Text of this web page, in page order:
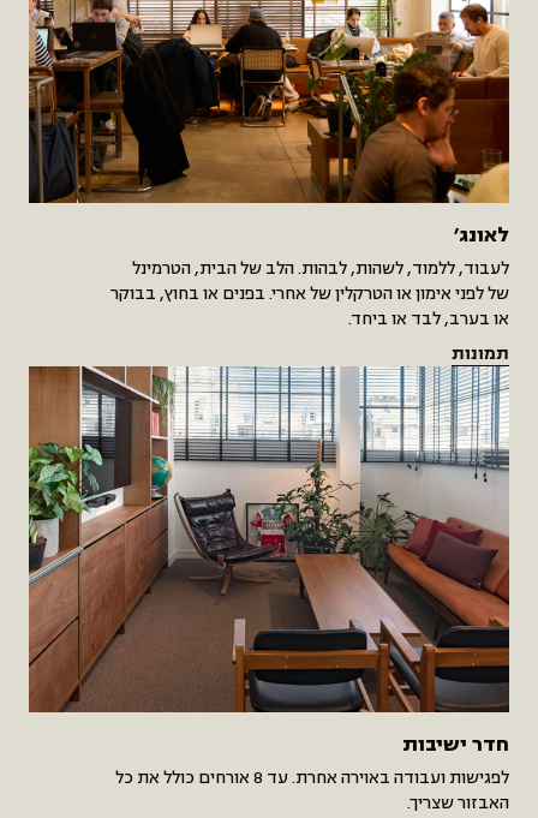
לאונג׳
לעבוד, ללמוד, לשהות, לבהות. הלב של הבית, הטרמינל
של לפני אימון או הטרקלין של אחרי. בפנים או בחוץ, בבוקר
או בערב, לבד או ביחד.
תמונות
חדר ישיבות
לפגישות ועבודה באוירה אחרת. עד 8 אורחים כולל את כל
האבזור שצריך.